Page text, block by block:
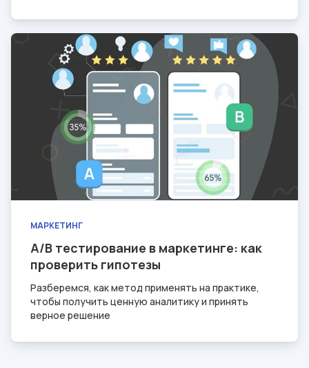
МАРКЕТИНГ
A/B тестирование в маркетинге: как
проверить гипотезы
Разберемся, как метод применять на практике,
чтобы получить ценную аналитику и принять
верное решение